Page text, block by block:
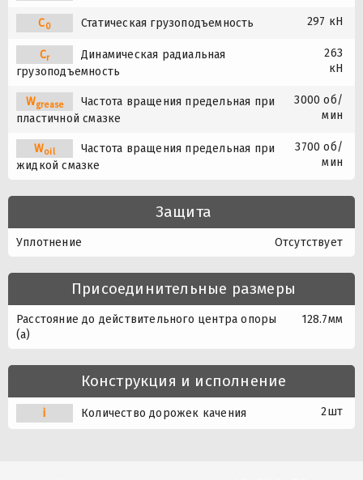
C0 Статическая грузоподъемность 297 кН
Cr
Динамическая радиальная
грузоподъемность
263
кН
Wgrease
Частота вращения предельная при
пластичной смазке
3000 об/
мин
Woil
Частота вращения предельная при
жидкой смазке
3700 об/
мин
Защита
Уплотнение Отсутствует
Присоединительные размеры
Расстояние до действительного центра опоры
(a)
128.7мм
Конструкция и исполнение
i Количество дорожек качения 2шт